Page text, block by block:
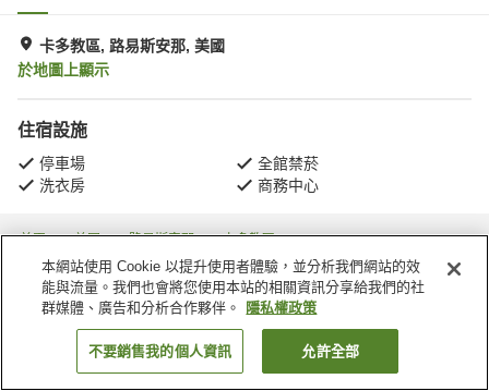
卡多教區, 路易斯安那, 美國
於地圖上顯示
住宿設施
停車場
全館禁菸
洗衣房
商務中心
首頁 美國 路易斯安那
卡多教區
什里夫波特機場溫德姆拉昆塔套房飯店
找客房
本網站使用 Cookie 以提升使用者體驗，並分析我們網站的效
能與流量。我們也會將您使用本站的相關資訊分享給我們的社
群媒體、廣告和分析合作夥伴。
隱私權政策
不要銷售我的個人資訊 允許全部